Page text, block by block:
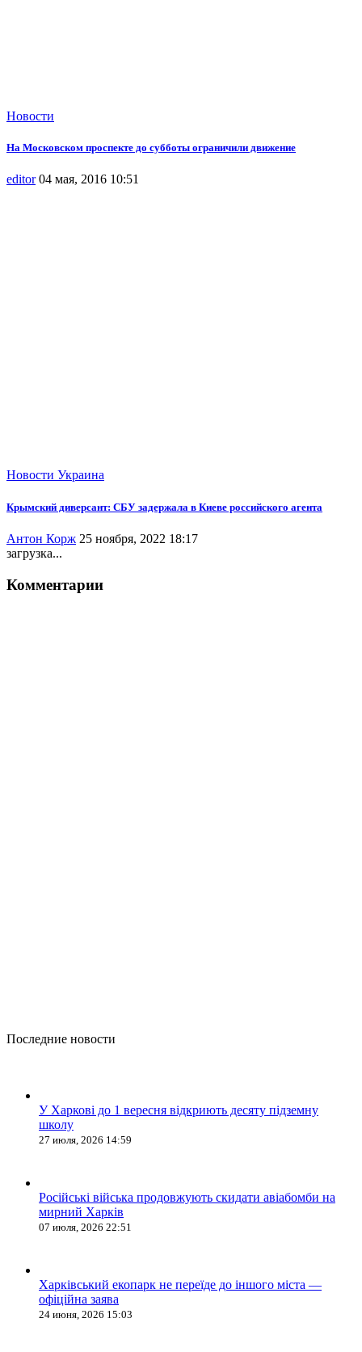
Новости
На Московском проспекте до субботы ограничили движение
editor 04 мая, 2016 10:51
Новости Украина
Крымский диверсант: СБУ задержала в Киеве российского агента
Антон Корж 25 ноября, 2022 18:17
загрузка...
Комментарии
Последние новости
У Харкові до 1 вересня відкриють десяту підземну
школу
27 июля, 2026 14:59
Російські війська продовжують скидати авіабомби на
мирний Харків
07 июля, 2026 22:51
Харківський екопарк не переїде до іншого міста —
офіційна заява
24 июня, 2026 15:03